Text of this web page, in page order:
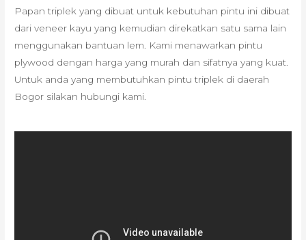
Papan triplek yang dibuat untuk kebutuhan pintu ini dibuat
dari veneer kayu yang kemudian direkatkan satu sama lain
menggunakan bantuan lem. Kami menawarkan pintu
plywood dengan harga yang murah dan sifatnya yang kuat.
Untuk anda yang membutuhkan pintu triplek di daerah
Bogor silakan hubungi kami.